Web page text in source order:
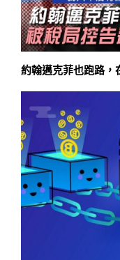
約翰邁克菲也跑路，